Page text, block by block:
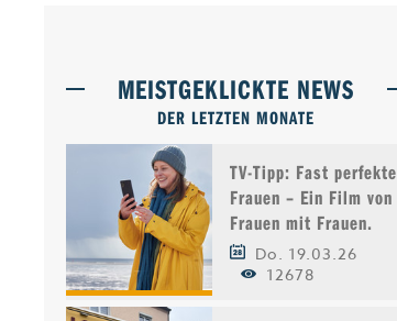
MEISTGEKLICKTE NEWS
DER LETZTEN MONATE
TV-Tipp: Fast perfekte
Frauen – Ein Film von
Frauen mit Frauen.
Do. 19.03.26
12678